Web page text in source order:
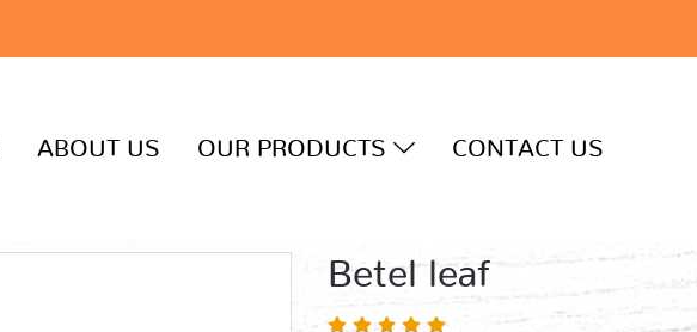
ABOUT US OUR PRODUCTS CONTACT US
Betel leaf